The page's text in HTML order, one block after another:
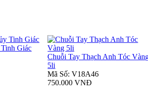
Giác
Chuỗi Tay Thạch Anh Tóc
5li
Mã Số: V18A46
750.000 VNĐ